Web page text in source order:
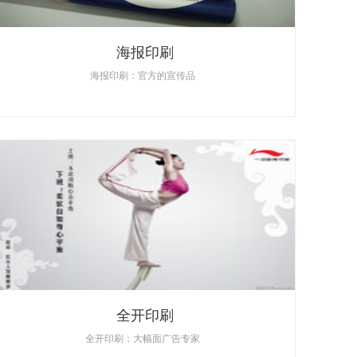
海报印刷
海报印刷：官方的宣传品
全开印刷
全开印刷：大幅面广告专家